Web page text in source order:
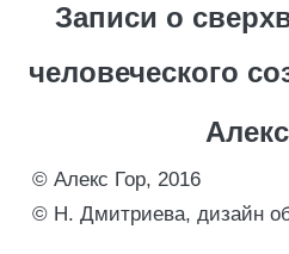
Записи о
человеческого
© Алекс Гор, 2016
© Н. Дмитриева, дизайн